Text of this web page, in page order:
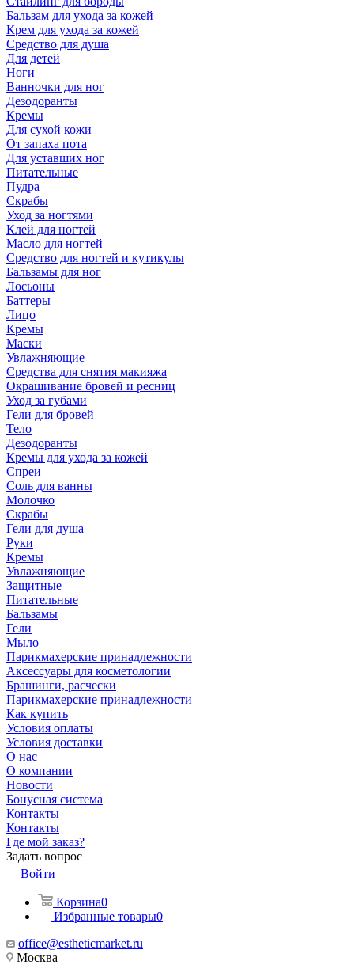
Бальзам для ухода за кожей
Крем для ухода за кожей
Средство для душа
Для детей
Ноги
Ванночки для ног
Дезодоранты
Кремы
Для сухой кожи
От запаха пота
Для уставших ног
Питательные
Пудра
Скрабы
Уход за ногтями
Клей для ногтей
Масло для ногтей
Средство для ногтей и кутикулы
Бальзамы для ног
Лосьоны
Баттеры
Лицо
Кремы
Маски
Увлажняющие
Средства для снятия макияжа
Окрашивание бровей и ресниц
Уход за губами
Гели для бровей
Тело
Дезодоранты
Кремы для ухода за кожей
Спреи
Соль для ванны
Молочко
Скрабы
Гели для душа
Руки
Кремы
Увлажняющие
Защитные
Питательные
Бальзамы
Гели
Мыло
Парикмахерские принадлежности
Аксессуары для косметологии
Брашинги, расчески
Парикмахерские принадлежности
Как купить
Условия оплаты
Условия доставки
О нас
О компании
Новости
Бонусная система
Контакты
Контакты
Где мой заказ?
Задать вопрос
Войти
Корзина0
Избранные товары0
office@estheticmarket.ru
Москва